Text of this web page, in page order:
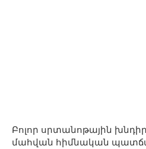
Բոլոր սրտանոթային
մահվան հիմնական